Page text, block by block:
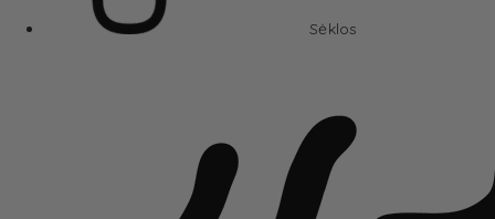
Sėklos